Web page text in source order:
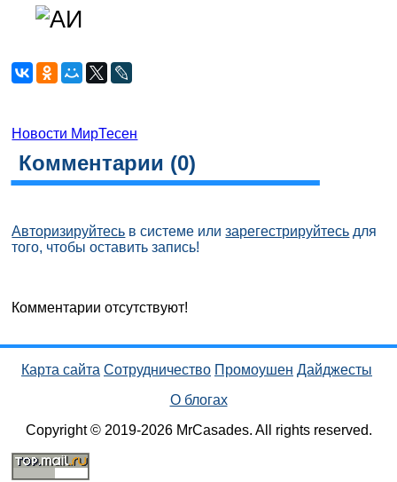
Новости МирТесен
Комментарии (0)
Авторизируйтесь в системе илизарегестрируйтесь для
того, чтобы оставить запись!
Комментарии отсутствуют!
Карта сайта Сотрудничество Промоушен Дайджесты
О блогах
Copyright © 2019-2026 MrCasades. All rights reserved.